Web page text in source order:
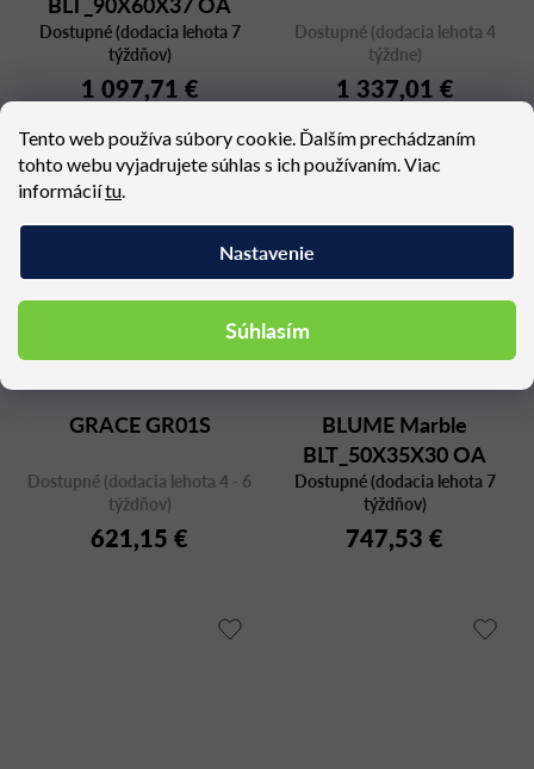
Tento web používa súbory cookie. Ďalším prechádzaním
tohto webu vyjadrujete súhlas s ich používaním. Viac
informáciítu
Nastavenie
Súhlasím
MBR
Dostupné (dodacia lehota 7
týždňov)
1 097,71 €
Dostupné (dodacia lehota 4
týždne)
1 337,01 €
GRACE GR01S
Dostupné (dodacia lehota 4 - 6
týždňov)
621,15 €
BLUME Marble
BLT_50X35X30 OA
MBR
Dostupné (dodacia lehota 7
týždňov)
747,53 €